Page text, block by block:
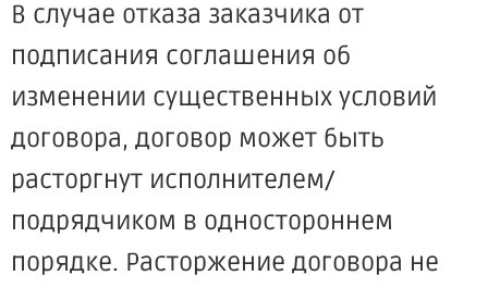
В случае отказа заказчика от
подписания соглашения об
изменении существенных условий
договора, договор может быть
расторгнут исполнителем/
подрядчиком в одностороннем
порядке. Расторжение договора не